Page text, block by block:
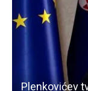
Plenkovićev